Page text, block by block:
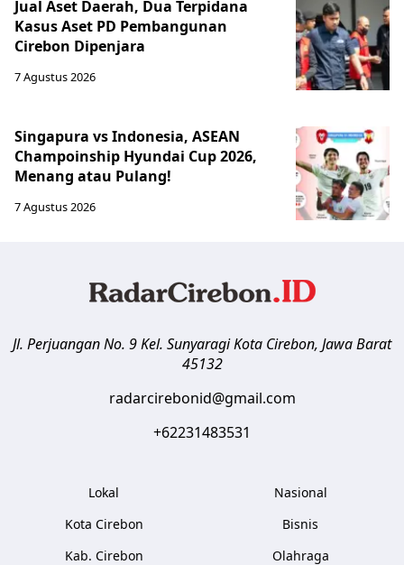
Jual Aset Daerah, Dua Terpidana
Kasus Aset PD Pembangunan
Cirebon Dipenjara
7 Agustus 2026
Singapura vs Indonesia, ASEAN
Champoinship Hyundai Cup 2026,
Menang atau Pulang!
7 Agustus 2026
Jl. Perjuangan No. 9 Kel. SunyaragiKota Cirebon, Jawa Barat
45132
radarcirebonid@gmail.com
+62231483531
Lokal
Kota Cirebon
Kab. Cirebon
Nasional
Bisnis
Olahraga